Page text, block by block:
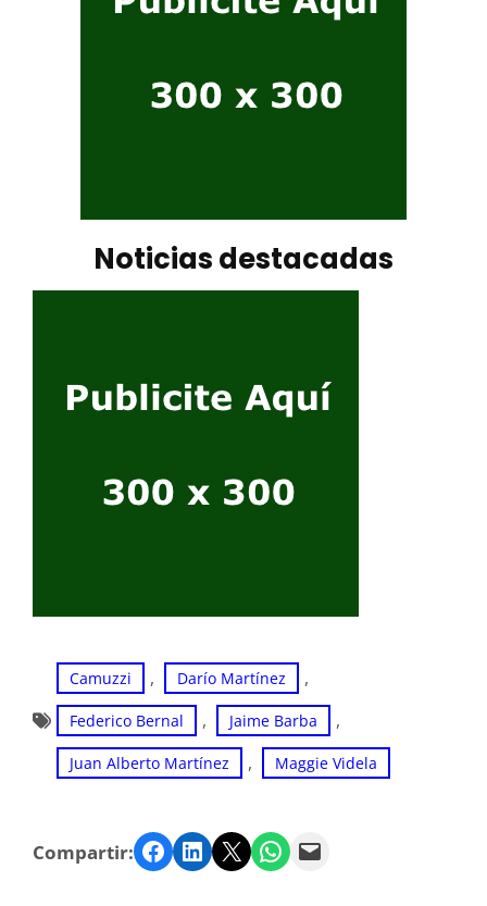
Noticias destacadas
Camuzzi , Darío Martínez ,
Federico Bernal , Jaime Barba ,
Juan Alberto Martínez , Maggie Videla
Compartir: Facebook LinkedIn Twitter WhatsApp Email